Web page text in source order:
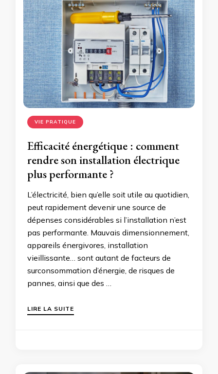
VIE PRATIQUE
Efficacité énergétique : comment
rendre son installation électrique
plus performante ?
L’électricité, bien qu’elle soit utile au quotidien,
peut rapidement devenir une source de
dépenses considérables si l’installation n’est
pas performante. Mauvais dimensionnement,
appareils énergivores, installation
vieillissante… sont autant de facteurs de
surconsommation d’énergie, de risques de
pannes, ainsi que des …
LIRE LA SUITE